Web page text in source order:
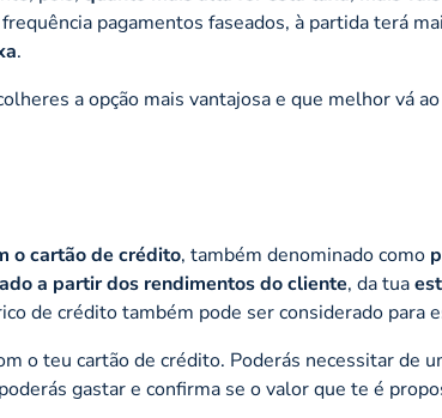
pagamentos faseados, à partida terá
.
a opção mais vantajosa e que melhor vá
o cartão de crédito, também denominado como
a partir dos rendimentos do cliente, da tua
de crédito também pode ser considerado para
o teu cartão de crédito. Poderás necessitar de
gastar e confirma se o valor que te é